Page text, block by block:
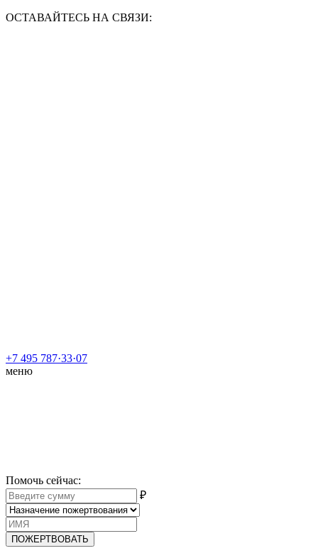
ОСТАВАЙТЕСЬ НА СВЯЗИ:
+7 495 787·33·07
меню
Помочь сейчас:
₽
ПОЖЕРТВОВАТЬ